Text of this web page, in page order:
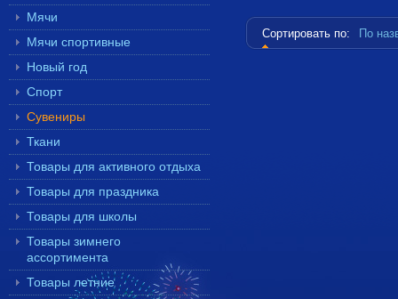
Мячи
Мячи спортивные
Новый год
Спорт
Сувениры
Ткани
Товары для активного отдыха
Товары для праздника
Товары для школы
Товары зимнего
ассортимента
Товары летние
Сортировать по: По